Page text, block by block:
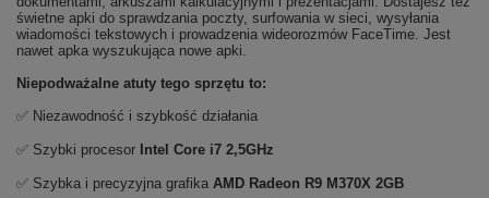
świetne apki do sprawdzania poczty, surfowania w sieci, wysyłania
wiadomości tekstowych i prowadzenia wideorozmów FaceTime. Jest
nawet apka wyszukująca nowe apki.
Niepodważalne atuty tego sprzętu to:
✅ Niezawodność i szybkość działania
✅ Szybki procesor Intel Core i7 2,5GHz
✅ Szybka i precyzyjna grafika AMD Radeon R9 M370X 2GB